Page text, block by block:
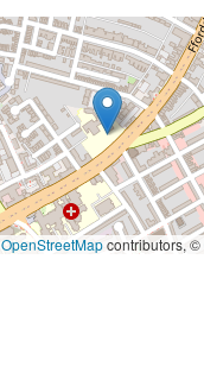
OpenStreetMapcontributors, ©